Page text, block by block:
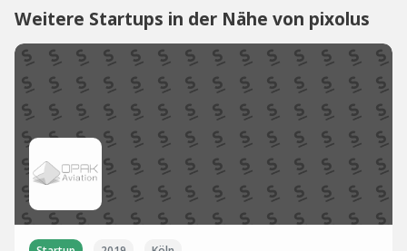
Weitere Startups in der Nähe von pixolus